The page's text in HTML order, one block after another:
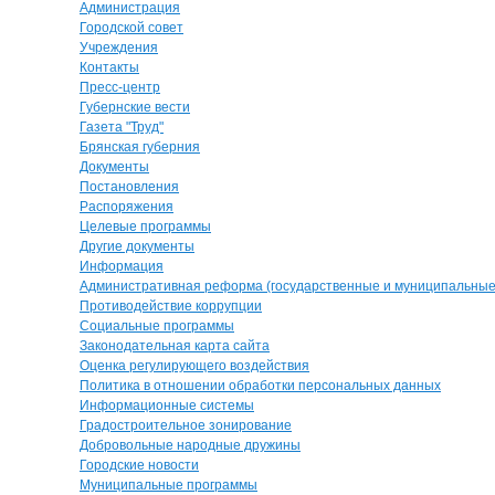
Администрация
Городской совет
Учреждения
Контакты
Пресс-центр
Губернские вести
Газета "Труд"
Брянская губерния
Документы
Постановления
Распоряжения
Целевые программы
Другие документы
Информация
Административная реформа (государственные и муниципальные
Противодействие коррупции
Социальные программы
Законодательная карта сайта
Оценка регулирующего воздействия
Политика в отношении обработки персональных данных
Информационные системы
Градостроительное зонирование
Добровольные народные дружины
Городские новости
Муниципальные программы